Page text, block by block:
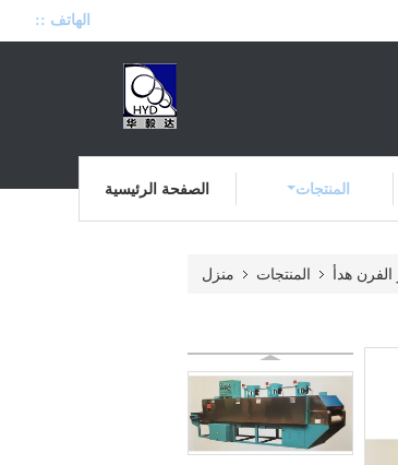
الهاتف ::
الصفحة الرئيسية المنتجات
منزل المنتجات هدأ